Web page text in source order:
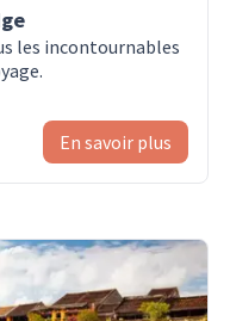
les incontournables
En savoir plus